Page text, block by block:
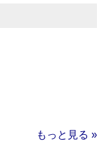
もっと見る »